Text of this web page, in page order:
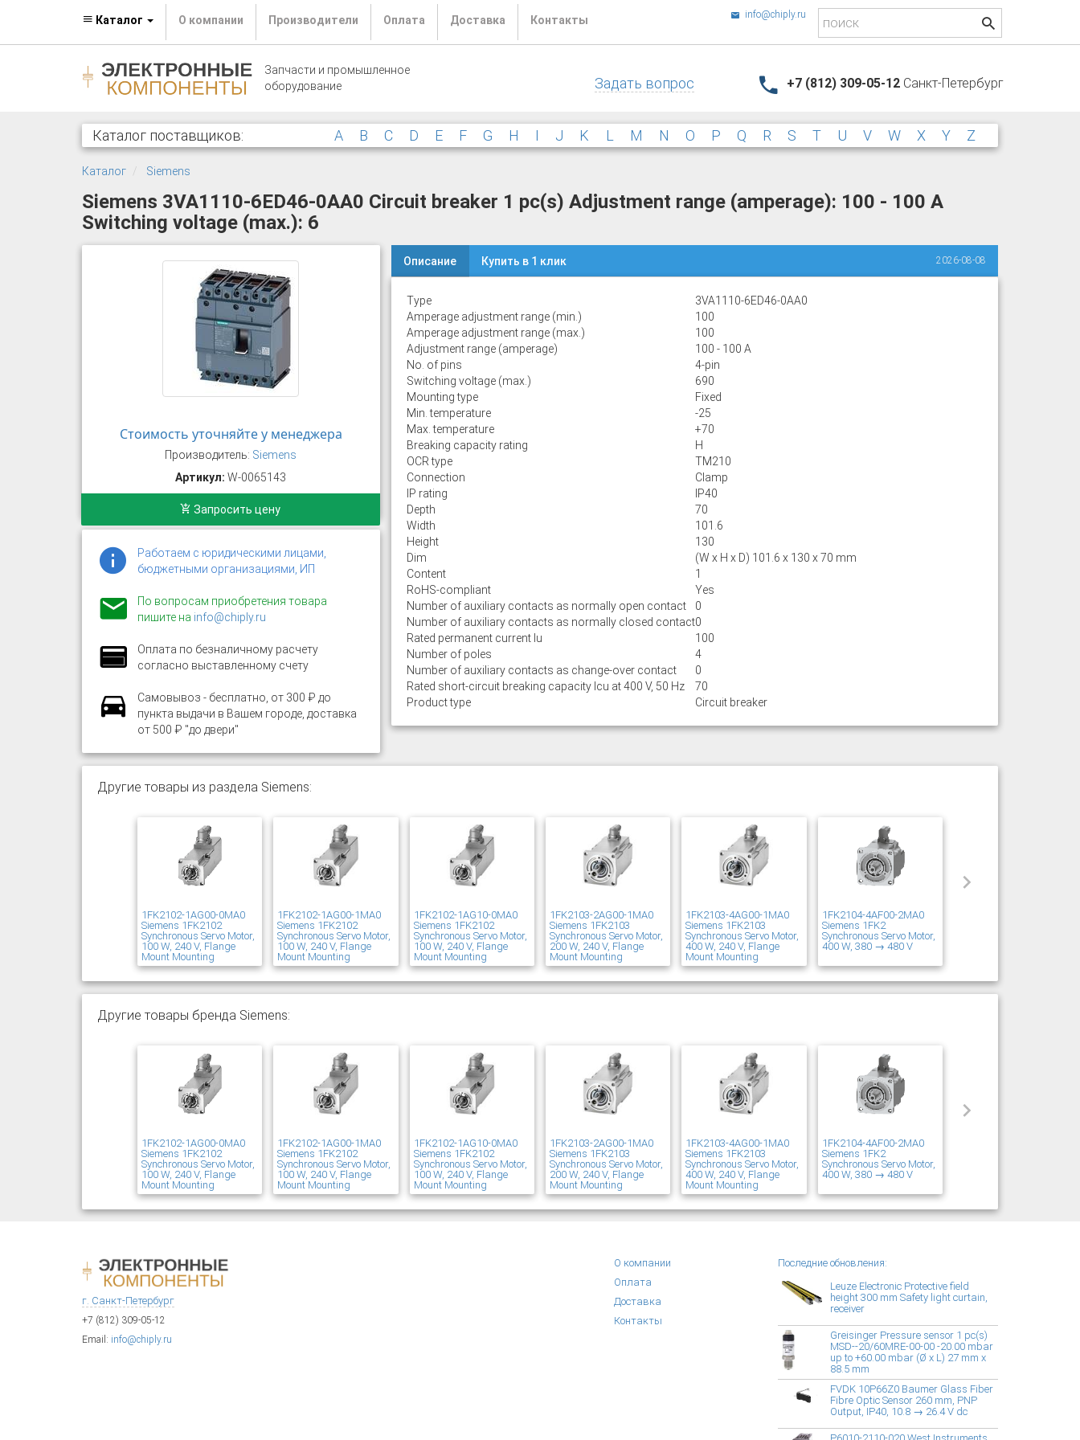
Каталог О компании Производители Оплата Доставка Контакты info@chiply.ru
Запчасти и промышленное
оборудование
Задать вопрос +7 (812) 309-05-12 Санкт-Петербург
Каталог поставщиков: A B C D E F G H I J K L M N O P Q R S T U VW XY Z
Каталог Siemens
Siemens 3VA1110-6ED46-0AA0 Circuit breaker 1 pc(s) Adjustment range (amperage): 100 - 100 A
Switching voltage (max.): 6
Стоимость уточняйте у менеджера
Производитель: Siemens
Артикул: W-0065143
Запросить цену
Работаем с юридическими лицами,
бюджетными организациями, ИП
По вопросам приобретения товара
пишите на info@chiply.ru
Оплата по безналичному расчету
согласно выставленному счету
Самовывоз - бесплатно, от 300 ₽ до
пункта выдачи в Вашем городе, доставка
от 500 ₽ "до двери"
Описание Купить в 1 клик 2026-08-08
Type
3VA1110-6ED46-0AA0
Amperage adjustment range (min.)
100
Amperage adjustment range (max.)
100
Adjustment range (amperage)
100 - 100 A
No. of pins
4-pin
Switching voltage (max.)
690
Mounting type
Fixed
Min. temperature
-25
Max. temperature
+70
Breaking capacity rating
H
OCR type
TM210
Connection
Clamp
IP rating
IP40
Depth
70
Width
101.6
Height
130
Dim
(W x H x D) 101.6 x 130 x 70 mm
Content
1
RoHS-compliant
Yes
Number of auxiliary contacts as normally open contact
0
Number of auxiliary contacts as normally closed contact0
Rated permanent current Iu
100
Number of poles
4
Number of auxiliary contacts as change-over contact
0
Rated short-circuit breaking capacity lcu at 400 V, 50 Hz
70
Product type
Circuit breaker
Другие товары из раздела Siemens:
1FK2102-1AG00-0MA0
Siemens 1FK2102
Synchronous Servo Motor,
100 W, 240 V, Flange
Mount Mounting
1FK2102-1AG00-1MA0
Siemens 1FK2102
Synchronous Servo Motor,
100 W, 240 V, Flange
Mount Mounting
1FK2102-1AG10-0MA0
Siemens 1FK2102
Synchronous Servo Motor,
100 W, 240 V, Flange
Mount Mounting
1FK2103-2AG00-1MA0
Siemens 1FK2103
Synchronous Servo Motor,
200 W, 240 V, Flange
Mount Mounting
1FK2103-4AG00-1MA0
Siemens 1FK2103
Synchronous Servo Motor,
400 W, 240 V, Flange
Mount Mounting
1FK2104-4AF00-2MA0
Siemens 1FK2
Synchronous Servo Motor,
400 W, 380 → 480 V
Другие товары бренда Siemens:
1FK2102-1AG00-0MA0
Siemens 1FK2102
Synchronous Servo Motor,
100 W, 240 V, Flange
Mount Mounting
1FK2102-1AG00-1MA0
Siemens 1FK2102
Synchronous Servo Motor,
100 W, 240 V, Flange
Mount Mounting
1FK2102-1AG10-0MA0
Siemens 1FK2102
Synchronous Servo Motor,
100 W, 240 V, Flange
Mount Mounting
1FK2103-2AG00-1MA0
Siemens 1FK2103
Synchronous Servo Motor,
200 W, 240 V, Flange
Mount Mounting
1FK2103-4AG00-1MA0
Siemens 1FK2103
Synchronous Servo Motor,
400 W, 240 V, Flange
Mount Mounting
1FK2104-4AF00-2MA0
Siemens 1FK2
Synchronous Servo Motor,
400 W, 380 → 480 V
г. Санкт-Петербург
+7 (812) 309-05-12
Email: info@chiply.ru
О компании
Оплата
Доставка
Контакты
Последние обновления:
Leuze Electronic Protective field
height 300 mm Safety light curtain,
receiver
Greisinger Pressure sensor 1 pc(s)
MSD--20/60MRE-00-00 -20.00 mbar
up to +60.00 mbar (Ø x L) 27 mm x
88.5 mm
FVDK 10P66Z0 Baumer Glass Fiber
Fibre Optic Sensor 260 mm, PNP
Output, IP40, 10.8 → 26.4 V dc